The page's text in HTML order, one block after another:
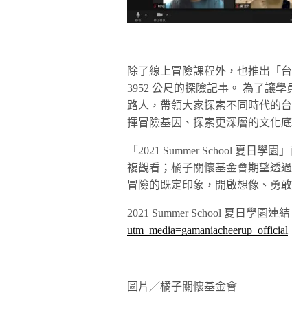
除了線上冒險課程外，也推出「
3952 公尺的探險記事。 為了讓
路人，帶領大家探索不同時代的
揮冒險基因、探索更深層的文化底
「2021 Summer School 夏日學
複觀看；橘子關懷基金會期望透
冒險的既定印象，開啟想像、勇
2021 Summer School 夏日學園連
utm_media=gamaniacheerup_official
圖片／橘子關懷基金會